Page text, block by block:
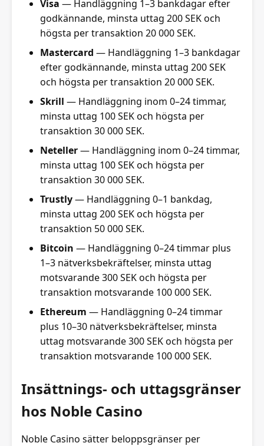
Visa — Handläggning 1–3 bankdagar efter
godkännande, minsta uttag 200 SEK och
högsta per transaktion 20 000 SEK.
Mastercard — Handläggning 1–3 bankdagar
efter godkännande, minsta uttag 200 SEK
och högsta per transaktion 20 000 SEK.
Skrill — Handläggning inom 0–24 timmar,
minsta uttag 100 SEK och högsta per
transaktion 30 000 SEK.
Neteller— Handläggning inom 0–24 timmar,
minsta uttag 100 SEK och högsta per
transaktion 30 000 SEK.
Trustly— Handläggning 0–1 bankdag,
minsta uttag 200 SEK och högsta per
transaktion 50 000 SEK.
Bitcoin — Handläggning 0–24 timmar plus
1–3 nätverksbekräftelser, minsta uttag
motsvarande 300 SEK och högsta per
transaktion motsvarande 100 000 SEK.
Ethereum — Handläggning 0–24 timmar
plus 10–30 nätverksbekräftelser, minsta
uttag motsvarande 300 SEK och högsta per
transaktion motsvarande 100 000 SEK.
Insättnings- och uttagsgränser
hos Noble Casino
Noble Casino sätter beloppsgränser per